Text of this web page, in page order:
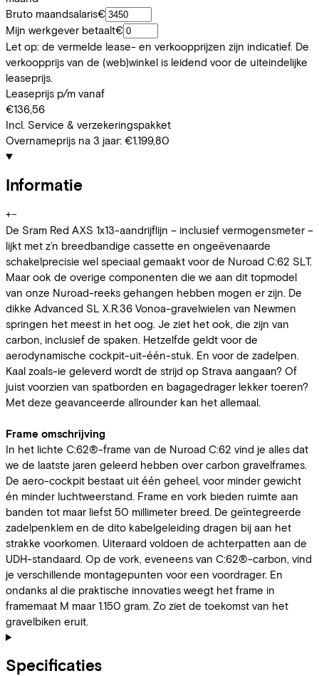
Bruto maandsalaris€
Mijn werkgever betaalt€
Let op: de vermelde lease- en verkoopprijzen zijn indicatief. De
verkoopprijs van de (web)winkel is leidend voor de uiteindelijke
leaseprijs.
Leaseprijs p/m vanaf
€136,56
Incl. Service & verzekeringspakket
Overnameprijs na 3 jaar: €1.199,80
Informatie
+−
De Sram Red AXS 1x13-aandrijflijn – inclusief vermogensmeter –
lijkt met z’n breedbandige cassette en ongeëvenaarde
schakelprecisie wel speciaal gemaakt voor de Nuroad C:62 SLT.
Maar ook de overige componenten die we aan dit topmodel
van onze Nuroad-reeks gehangen hebben mogen er zijn. De
dikke Advanced SL X.R.36 Vonoa-gravelwielen van Newmen
springen het meest in het oog. Je ziet het ook, die zijn van
carbon, inclusief de spaken. Hetzelfde geldt voor de
aerodynamische cockpit-uit-één-stuk. En voor de zadelpen.
Kaal zoals-ie geleverd wordt de strijd op Strava aangaan? Of
juist voorzien van spatborden en bagagedrager lekker toeren?
Met deze geavanceerde allrounder kan het allemaal.
Frame omschrijving
In het lichte C:62®-frame van de Nuroad C:62 vind je alles dat
we de laatste jaren geleerd hebben over carbon gravelframes.
De aero-cockpit bestaat uit één geheel, voor minder gewicht
én minder luchtweerstand. Frame en vork bieden ruimte aan
banden tot maar liefst 50 millimeter breed. De geïntegreerde
zadelpenklem en de dito kabelgeleiding dragen bij aan het
strakke voorkomen. Uiteraard voldoen de achterpatten aan de
UDH-standaard. Op de vork, eveneens van C:62®-carbon, vind
je verschillende montagepunten voor een voordrager. En
ondanks al die praktische innovaties weegt het frame in
framemaat M maar 1.150 gram. Zo ziet de toekomst van het
gravelbiken eruit.
Specificaties